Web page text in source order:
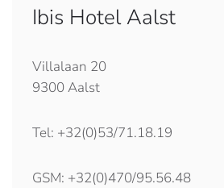
Ibis Hotel Aalst
Villalaan 20
9300 Aalst
Tel: +32(0)53/71.18.19
GSM: +32(0)470/95.56.48